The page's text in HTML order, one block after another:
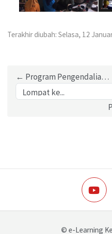
Terakhir diubah: Selasa, 12
← Program Pengendalian Pencemaran dan Kerusakan Lingkungan
Lompat ke...
© e-Learning